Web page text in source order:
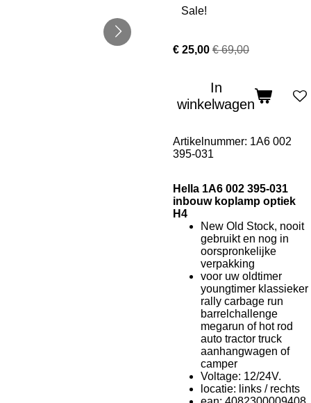
Sale!
€ 25,00 € 69,00
In
winkelwagen
Artikelnummer: 1A6 002
395-031
Hella 1A6 002 395-031
inbouw koplamp optiek
H4
New Old Stock, nooit
gebruikt en nog in
oorspronkelijke
verpakking
voor uw oldtimer
youngtimer klassieker
rally carbage run
barrelchallenge
megarun of hot rod
auto tractor truck
aanhangwagen of
camper
Voltage: 12/24V.
locatie: links / rechts